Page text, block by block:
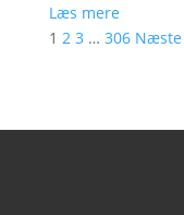
Læs mere
1 2 3 … 306 Næste